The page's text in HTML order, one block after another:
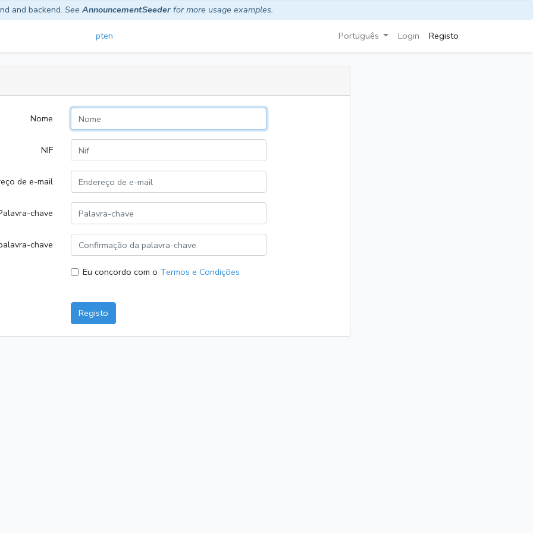
and backend. SeeAnnouncementSeeder for more usage examples.
pten Português Login Registo
Nome
NIF
de e-mail
chave
chave
Eu concordo com o Termos e Condições
Registo